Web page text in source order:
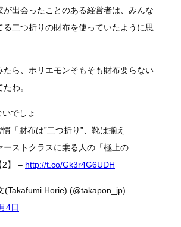
が出会ったことのある経営者は、みんな
る二つ折りの財布を使っていたように思
たら、ホリエモンそもそも財布要らない
わ。
でしょ
「財布は”二つ折り”、靴は揃え
ーストクラスに乗る人の「極上の
2】 – http://t.co/Gk3r4G6UDH
Horie) (@takapon_jp)
4日